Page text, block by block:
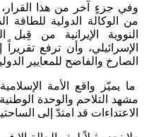
وفي جزءٍ آخر من هذا
من الوكالة الدولية للطاقة
النووية الإيرانية من قِبل
الإسرائيلي، وأن ترفع
الصارخ والفاضح للمعايير
ما يميّز واقع الأمة
مشهد التلاحم والوحدة
الاعتداءات قد امتدّ إلى